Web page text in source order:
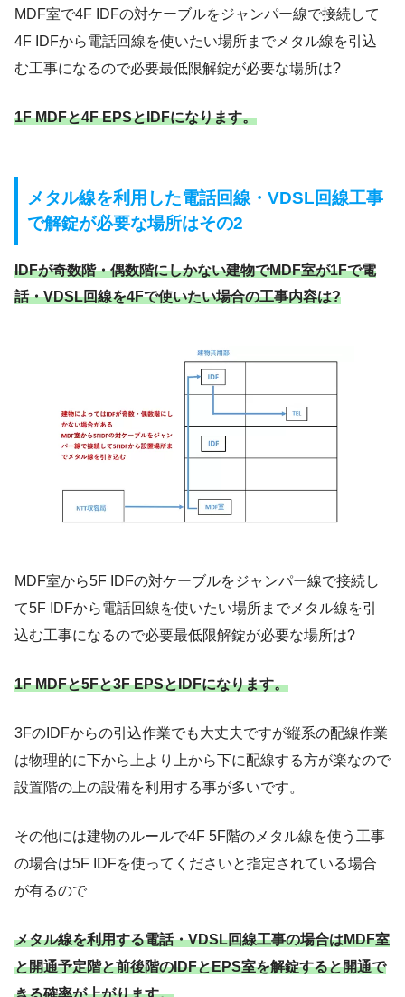
MDF室で4F IDFの対ケーブルをジャンパー線で接続して
4F IDFから電話回線を使いたい場所までメタル線を引込
む工事になるので必要最低限解錠が必要な場所は?
1F MDFと4F EPSとIDFになります。
メタル線を利用した電話回線・VDSL回線工事
で解錠が必要な場所はその2
IDFが奇数階・偶数階にしかない建物でMDF室が1Fで電
話・VDSL回線を4Fで使いたい場合の工事内容は?
MDF室から5F IDFの対ケーブルをジャンパー線で接続し
て5F IDFから電話回線を使いたい場所までメタル線を引
込む工事になるので必要最低限解錠が必要な場所は?
1F MDFと5Fと3F EPSとIDFになります。
3FのIDFからの引込作業でも大丈夫ですが縦系の配線作業
は物理的に下から上より上から下に配線する方が楽なので
設置階の上の設備を利用する事が多いです。
その他には建物のルールで4F 5F階のメタル線を使う工事
の場合は5F IDFを使ってくださいと指定されている場合
が有るので
メタル線を利用する電話・VDSL回線工事の場合はMDF室
と開通予定階と前後階のIDFとEPS室を解錠すると開通で
きる確率が上がります。